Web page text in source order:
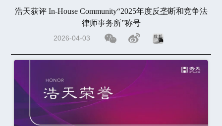
浩天获评 In-House Community“2025年度反垄断和竞争法
律师事务所”称号
2026-04-03